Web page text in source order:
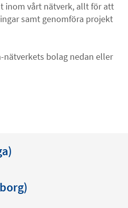
inom vårt nätverk, allt för att
samt genomföra projekt
bolag nedan eller